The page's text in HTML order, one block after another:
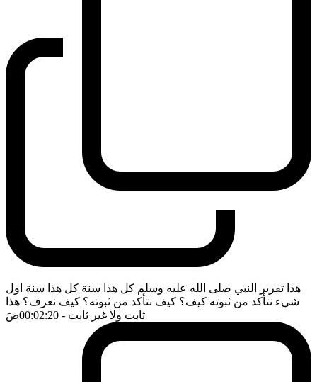
هذا تقرير النبي صلى الله عليه وسلم كل هذا سنة كل هذا سنة اول
شيء نتأكد من ثبوته كيف؟ كيف نتأكد من ثبوته؟ كيف نعرف؟ هذا
ثابت ولا غير ثابت - 00:02:20 ضَ